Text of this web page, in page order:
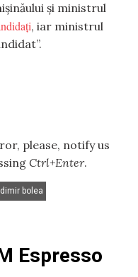
și ministrul
, iar ministrul
please, notify us
Ctrl+Enter.
bolea
Espresso